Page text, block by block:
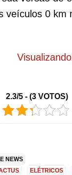
veículos 0 km
208
2.3/5 - (3 VOTOS)
NEWS
ELÉTRICOS